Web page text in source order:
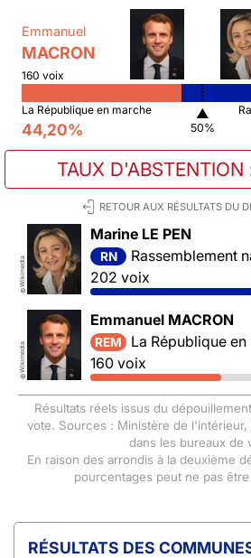
Emmanuel
MACRON
160 voix
La République en marche
44,20%
▲
50%
TAUX D'ABSTENTION
RETOUR AUX RÉSULTATS DU
©
Wikimedia
Marine LE PEN
RN
Rassemblement
202 voix
©
Wikimedia
Emmanuel MACRON
REM
La République
160 voix
Résultats réels issus du
vote. Sources : Ministère de
dans les bureaux de
En raison des arrondis à la deuxième
pourcentages peut ne pas être